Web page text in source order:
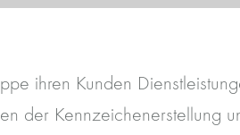
ihren Kunden
der Kennzeichenerstellung